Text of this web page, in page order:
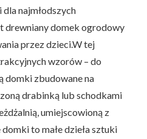
dla najmłodszych
drewniany domek ogrodowy
przez dzieci.W tej
wzorów – do
domki zbudowane na
drabinką lub schodkami
umiejscowioną z
to małe dzieła sztuki